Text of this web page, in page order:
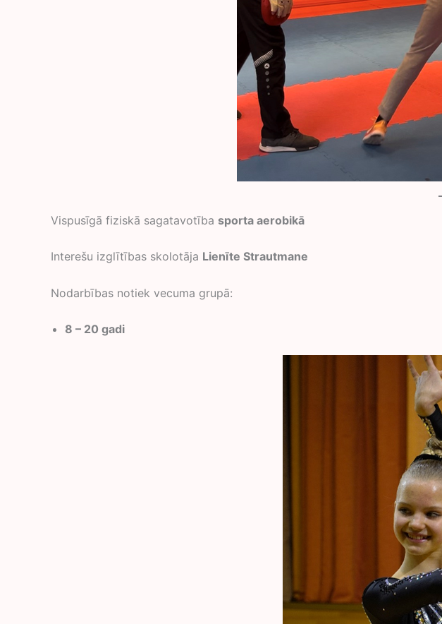
Vispusīgā fiziskā sagatavotība sporta aerobikā
Interešu izglītības skolotāja Lienīte Strautmane
Nodarbības notiek vecuma grupā:
8 – 20 gadi